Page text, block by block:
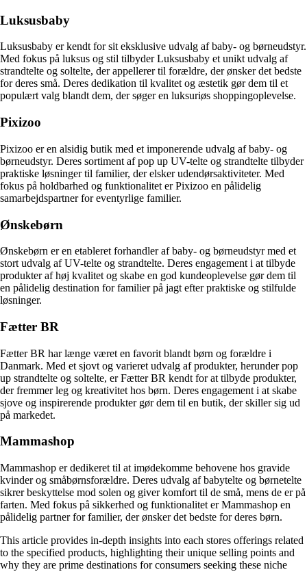
Luksusbaby
Luksusbaby er kendt for sit eksklusive udvalg af baby- og børneudstyr.
Med fokus på luksus og stil tilbyder Luksusbaby et unikt udvalg af
strandtelte og soltelte, der appellerer til forældre, der ønsker det bedste
for deres små. Deres dedikation til kvalitet og æstetik gør dem til et
populært valg blandt dem, der søger en luksuriøs shoppingoplevelse.
Pixizoo
Pixizoo er en alsidig butik med et imponerende udvalg af baby- og
børneudstyr. Deres sortiment af pop up UV-telte og strandtelte tilbyder
praktiske løsninger til familier, der elsker udendørsaktiviteter. Med
fokus på holdbarhed og funktionalitet er Pixizoo en pålidelig
samarbejdspartner for eventyrlige familier.
Ønskebørn
Ønskebørn er en etableret forhandler af baby- og børneudstyr med et
stort udvalg af UV-telte og strandtelte. Deres engagement i at tilbyde
produkter af høj kvalitet og skabe en god kundeoplevelse gør dem til
en pålidelig destination for familier på jagt efter praktiske og stilfulde
løsninger.
Fætter BR
Fætter BR har længe været en favorit blandt børn og forældre i
Danmark. Med et sjovt og varieret udvalg af produkter, herunder pop
up strandtelte og soltelte, er Fætter BR kendt for at tilbyde produkter,
der fremmer leg og kreativitet hos børn. Deres engagement i at skabe
sjove og inspirerende produkter gør dem til en butik, der skiller sig ud
på markedet.
Mammashop
Mammashop er dedikeret til at imødekomme behovene hos gravide
kvinder og småbørnsforældre. Deres udvalg af babytelte og børnetelte
sikrer beskyttelse mod solen og giver komfort til de små, mens de er på
farten. Med fokus på sikkerhed og funktionalitet er Mammashop en
pålidelig partner for familier, der ønsker det bedste for deres børn.
This article provides in-depth insights into each stores offerings related
to the specified products, highlighting their unique selling points and
why they are prime destinations for consumers seeking these niche